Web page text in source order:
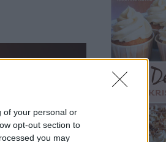
of your personal or
opt-out section to
you may